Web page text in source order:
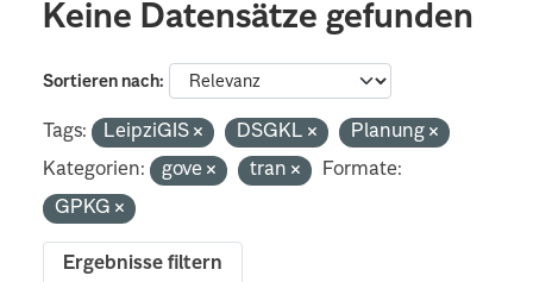
Keine Datensätze gefunden
Sortieren nach
Tags: LeipziGIS DSGKL
Planung
Kategorien:
gove tran
Formate:
GPKG
Ergebnisse filtern